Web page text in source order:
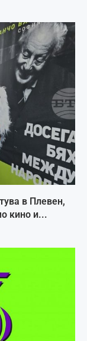
в Плевен,
кино и...